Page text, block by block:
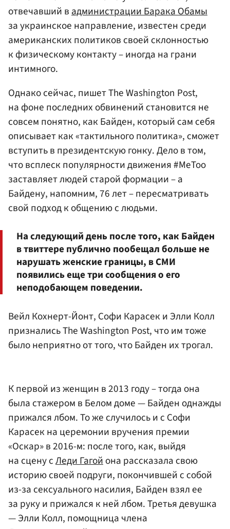
отвечавший вадминистрации Барака Обамы
за украинское направление, известен среди
американских политиков своей склонностью
к физическому контакту – иногда на грани
интимного.
Однако сейчас, пишет The Washington Post,
на фоне последних обвинений становится не
совсем понятно, как Байден, который сам себя
описывает как «тактильного политика», сможет
вступить в президентскую гонку. Дело в том,
что всплеск популярности движения #MeToo
заставляет людей старой формации – а
Байдену, напомним, 76 лет – пересматривать
свой подход к общению с людьми.
На следующий день после того, как Байден
в твиттере публично пообещал больше не
нарушать женские границы, в СМИ
появились еще три сообщения о его
неподобающем поведении.
Вейл Кохнерт-Йонт, Софи Карасек и Элли Колл
признались The Washington Post, что им тоже
было неприятно от того, что Байден их трогал.
К первой из женщин в 2013 году – тогда она
была стажером в Белом доме — Байден однажды
прижался лбом. То же случилось и с Софи
Карасек на церемонии вручения премии
«Оскар» в 2016-м: после того, как, выйдя
на сцену сЛеди Гагойона рассказала свою
историю своей подруги, покончившей с собой
из-за сексуального насилия, Байден взял ее
за руку и прижался к ней лбом. Третья девушка
— Элли Колл, помощница члена